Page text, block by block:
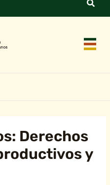
Derechos
y